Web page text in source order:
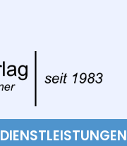
DIENSTLEISTUNGEN